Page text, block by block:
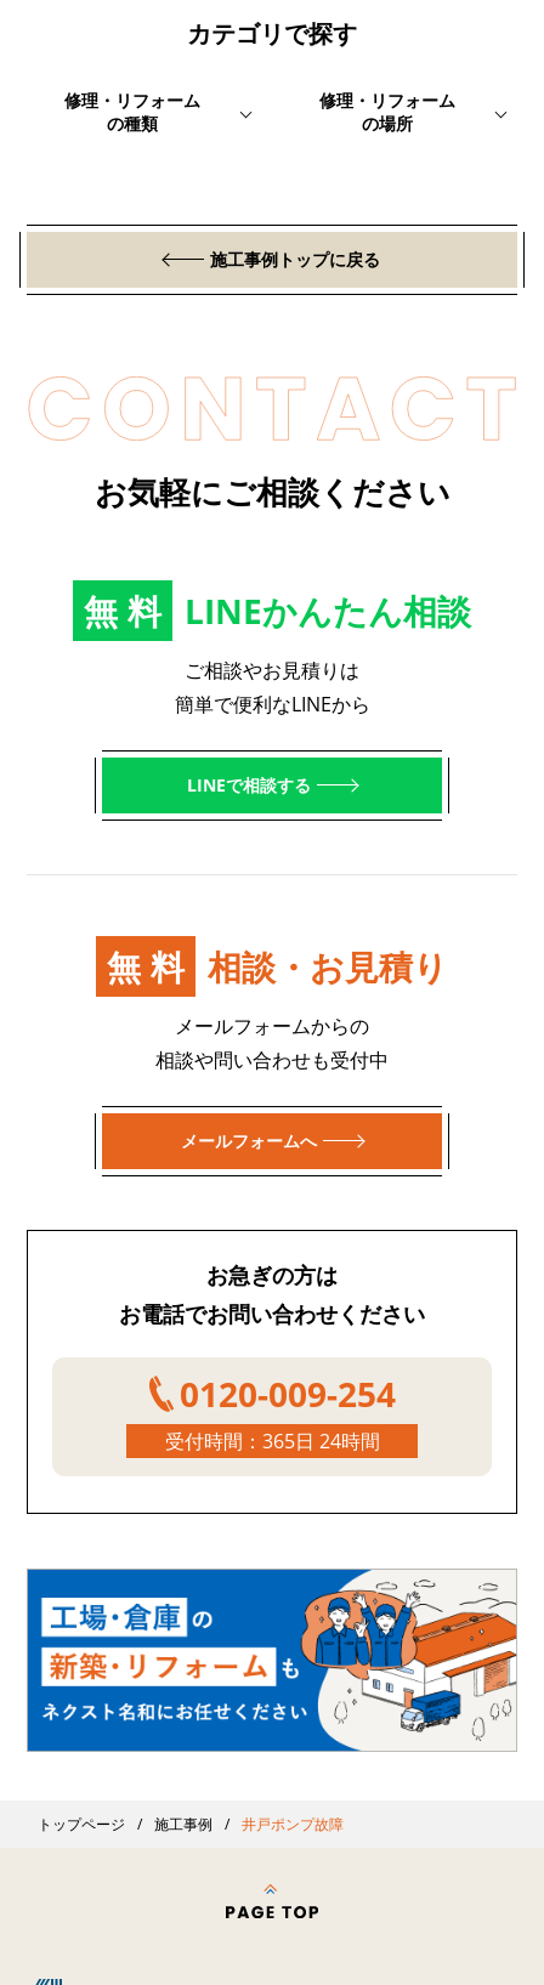
カテゴリで探す
修理・リフォーム
の種類
修理・リフォーム
の場所
施工事例トップに戻る
お気軽にご相談ください
無料 LINEかんたん相談
ご相談やお見積りは
簡単で便利なLINEから
LINEで相談する
無料 相談・お見積り
メールフォームからの
相談や問い合わせも受付中
メールフォームへ
お急ぎの方は
お電話でお問い合わせください
0120-009-254
受付時間：365日 24時間
トップページ 施工事例 井戸ポンプ故障